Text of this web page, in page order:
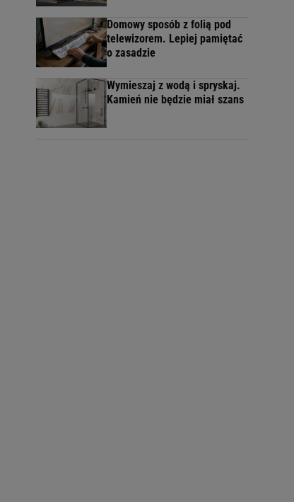
Domowy sposób z folią pod
telewizorem. Lepiej pamiętać
o zasadzie
Wymieszaj z wodą i spryskaj.
Kamień nie będzie miał szans